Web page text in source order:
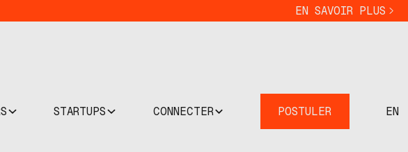
EN SAVOIR PLUS
STARTUPS CONNECTER POSTULER EN